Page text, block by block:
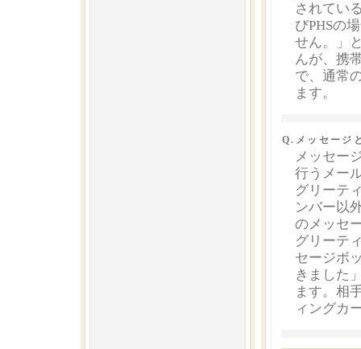
されてい
びPHSの
せん。」
んが、携
で、通常
ます。
Q.メッセージ
メッセー
行うメー
グリーテ
ンバー以
のメッセ
グリーテ
セージボ
きました
ます。相
ィングカ